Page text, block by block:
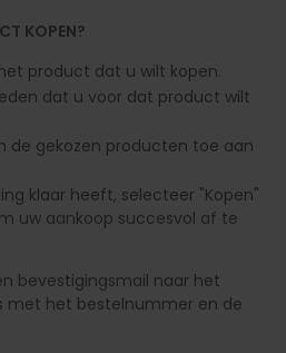
KOPEN?
product dat u wilt kopen.
dat u voor dat product wilt
de gekozen producten toe aan
klaar heeft, selecteer "Kopen"
uw aankoop succesvol af te
bevestigingsmail naar het
met het bestelnummer en de